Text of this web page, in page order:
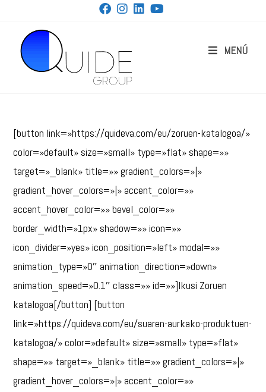
MENÚ
[button link=»https://quideva.com/eu/zoruen-katalogoa/»
color=»default» size=»small» type=»flat» shape=»»
target=»_blank» title=»» gradient_colors=»|»
gradient_hover_colors=»|» accent_color=»»
accent_hover_color=»» bevel_color=»»
border_width=»1px» shadow=»» icon=»»
icon_divider=»yes» icon_position=»left» modal=»»
animation_type=»0″ animation_direction=»down»
animation_speed=»0.1″ class=»» id=»»]Ikusi Zoruen
katalogoa[/button] [button
link=»https://quideva.com/eu/suaren-aurkako-produktuen-
katalogoa/» color=»default» size=»small» type=»flat»
shape=»» target=»_blank» title=»» gradient_colors=»|»
gradient_hover_colors=»|» accent_color=»»